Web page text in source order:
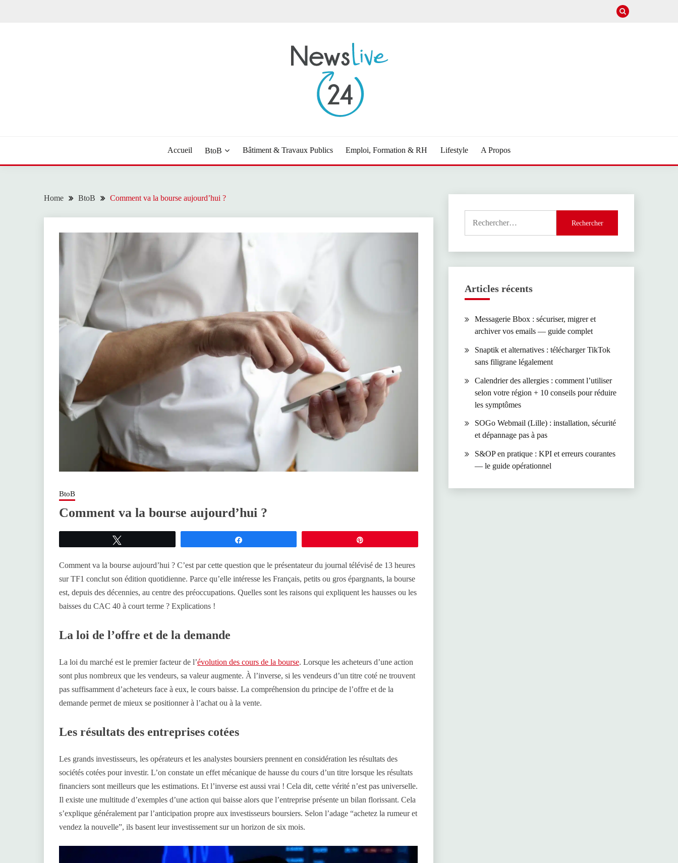
Accueil BtoB Bâtiment & Travaux Publics Emploi, Formation & RH Lifestyle A Propos
Home BtoB Comment va la bourse aujourd’hui ?
BtoB
Comment va la bourse aujourd’hui ?
Comment va la bourse aujourd’hui ? C’est par cette question que le présentateur du journal télévisé de 13 heures
sur TF1 conclut son édition quotidienne. Parce qu’elle intéresse les Français, petits ou gros épargnants, la bourse
est, depuis des décennies, au centre des préoccupations. Quelles sont les raisons qui expliquent les hausses ou les
baisses du CAC 40 à court terme ? Explications !
La loi de l’offre et de la demande
La loi du marché est le premier facteur de l’évolution des cours de la bourse. Lorsque les acheteurs d’une action
sont plus nombreux que les vendeurs, sa valeur augmente. À l’inverse, si les vendeurs d’un titre coté ne trouvent
pas suffisamment d’acheteurs face à eux, le cours baisse. La compréhension du principe de l’offre et de la
demande permet de mieux se positionner à l’achat ou à la vente.
Les résultats des entreprises cotées
Les grands investisseurs, les opérateurs et les analystes boursiers prennent en considération les résultats des
sociétés cotées pour investir. L’on constate un effet mécanique de hausse du cours d’un titre lorsque les résultats
financiers sont meilleurs que les estimations. Et l’inverse est aussi vrai ! Cela dit, cette vérité n’est pas universelle.
Il existe une multitude d’exemples d’une action qui baisse alors que l’entreprise présente un bilan florissant. Cela
s’explique généralement par l’anticipation propre aux investisseurs boursiers. Selon l’adage “achetez la rumeur et
vendez la nouvelle”, ils basent leur investissement sur un horizon de six mois.
Articles récents
Messagerie Bbox : sécuriser, migrer et
archiver vos emails — guide complet
Snaptik et alternatives : télécharger TikTok
sans filigrane légalement
Calendrier des allergies : comment l’utiliser
selon votre région + 10 conseils pour réduire
les symptômes
SOGo Webmail (Lille) : installation, sécurité
et dépannage pas à pas
S&OP en pratique : KPI et erreurs courantes
— le guide opérationnel